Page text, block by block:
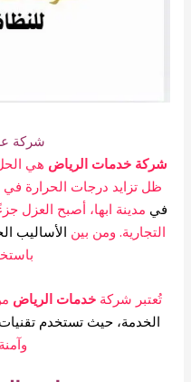
شركة
شركة خدمات الرياض هي
ظل تزايد درجات الحرارة في
في مدينة ابها، أصبح العزل
التجارية. ومن بين الأساليب
تُعتبر شركةخدمات الرياض
الخدمة، حيث تستخدم تقنيات